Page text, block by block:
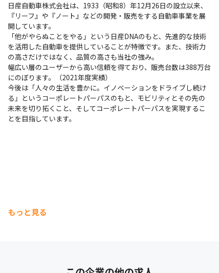
日産自動車株式会社は、1933（昭和8）年12月26日の設立以来、
『リーフ』や『ノート』などの開発・販売をする自動車事業を展
開しています。
「他がやらぬことをやる」という日産DNAのもと、先進的な技術
を活用した自動車を提供していることが特徴です。また、技術力
の高さだけではなく、品質の高さも当社の強み。
幅広い層のユーザーから高い信頼を得ており、販売台数は388万台
にのぼります。（2021年度実績）
今後は「人々の生活を豊かに。イノベーションをドライブし続け
る」というコーポレートパーパスのもと、モビリティとその先の
未来を切り拓くこと、そしてコーポレートパーパスを実現するこ
とを目指しています。
もっと見る